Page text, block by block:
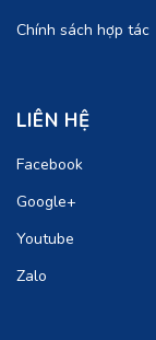
Chính sách hợp tác
LIÊN HỆ
Facebook
Google+
Youtube
Zalo